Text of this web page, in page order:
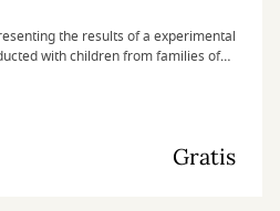
the results of a experimental
with children from families of
communities in the village of Tierra
region of Colombia.
Gratis